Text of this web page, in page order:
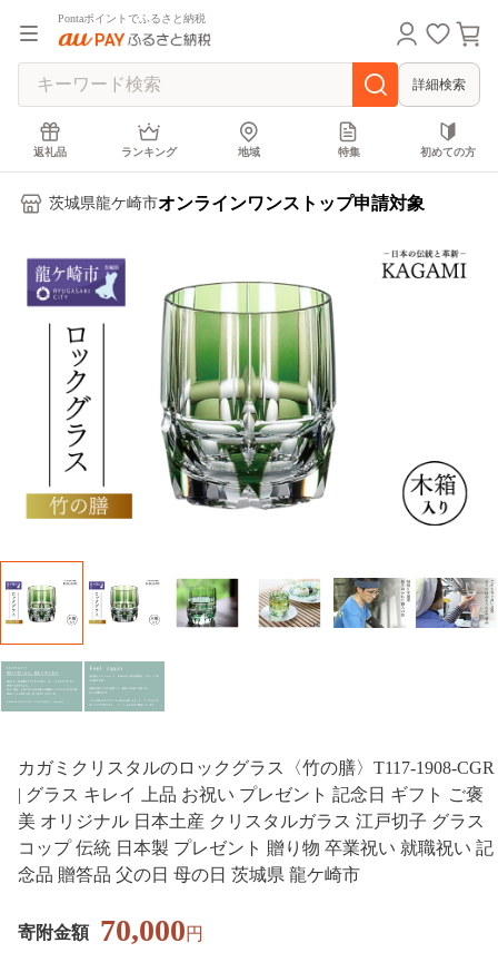
Pontaポイントでふるさと納税
詳細検索
返礼品 ランキング 地域 特集 初めての方
茨城県龍ケ崎市オンラインワンストップ申請対象
カガミクリスタルのロックグラス〈竹の膳〉T117-1908-CGR
| グラス キレイ 上品 お祝い プレゼント 記念日 ギフト ご褒
美 オリジナル 日本土産 クリスタルガラス 江戸切子 グラス
コップ 伝統 日本製 プレゼント 贈り物 卒業祝い 就職祝い 記
念品 贈答品 父の日 母の日 茨城県 龍ケ崎市
寄附金額 70,000円